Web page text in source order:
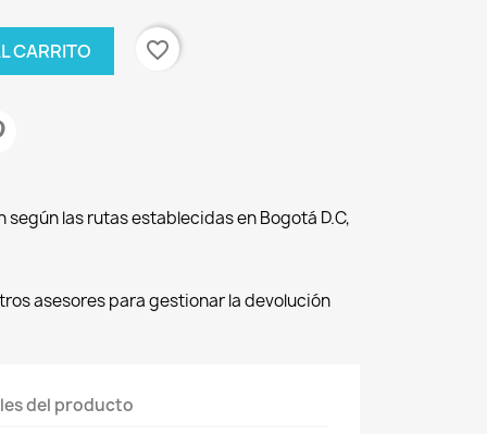
CARRITO favorite_border
según las rutas establecidas en Bogotá D.C,
asesores para gestionar la devolución
del producto